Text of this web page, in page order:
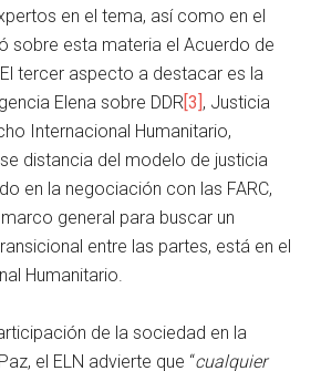
en el tema, así como en el
sobre esta materia el Acuerdo de
tercer aspecto a destacar es la
Elena sobre DDR [3] , Justicia
Internacional Humanitario,
distancia del modelo de justicia
en la negociación con las FARC,
general para buscar un
entre las partes, está en el
Humanitario.
de la sociedad en la
el ELN advierte que “cualquier